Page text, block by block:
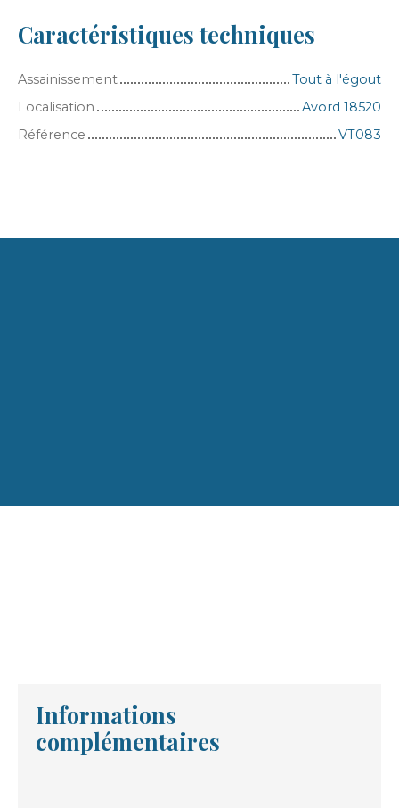
Caractéristiques techniques
Assainissement
Tout à l'égout
Localisation
Avord 18520
Référence
VT083
Informations
complémentaires